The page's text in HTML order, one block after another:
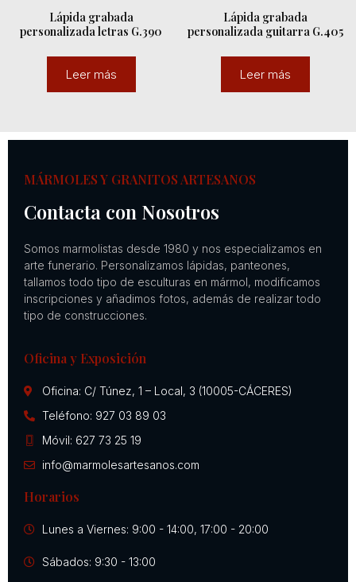
Lápida grabada
personalizada letras G.390
Leer más
Lápida grabada
personalizada guitarra G.405
Leer más
MÁRMOLES Y GRANITOS ARTESANOS
Contacta con Nosotros
Somos marmolistas desde 1980 y nos especializamos en
arte funerario. Personalizamos lápidas, panteones,
tallamos todo tipo de esculturas en mármol, modificamos
inscripciones y añadimos fotos, además de realizar todo
tipo de construcciones.
Oficina y Exposición
Oficina: C/ Túnez, 1 – Local, 3 (10005-CÁCERES)
Teléfono: 927 03 89 03
Móvil: 627 73 25 19
info@marmolesartesanos.com
Horarios
Lunes a Viernes: 9:00 - 14:00, 17:00 - 20:00
Sábados: 9:30 - 13:00